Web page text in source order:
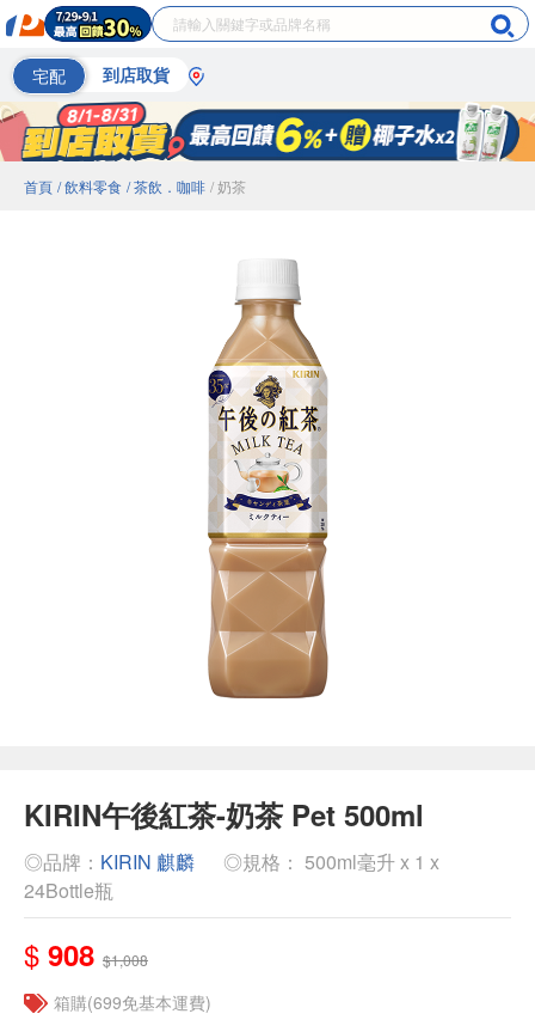
宅配 到店取貨
首頁 / 飲料零食 / 茶飲．咖啡 / 奶茶
KIRIN午後紅茶-奶茶 Pet 500ml
◎品牌： KIRIN 麒麟
◎規格： 500ml毫升 x 1 x
24Bottle瓶
$ 908 $1,008
箱購(699免基本運費)